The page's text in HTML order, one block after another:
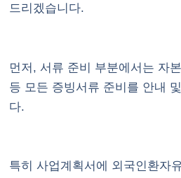
드리겠습니다.
먼저, 서류 준비 부분에서는 자
등 모든 증빙서류 준비를 안내
다.
특히 사업계획서에 외국인환자